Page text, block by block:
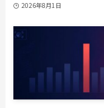
2026年8月1日